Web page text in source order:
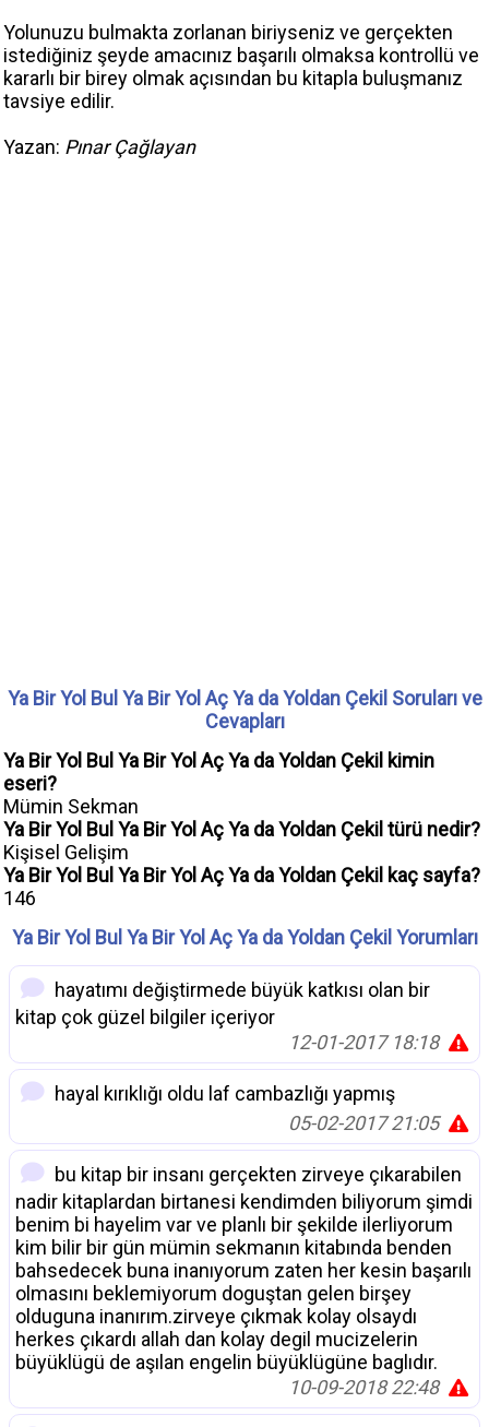
Yolunuzu bulmakta zorlanan biriyseniz ve gerçekten
istediğiniz şeyde amacınız başarılı olmaksa kontrollü ve
kararlı bir birey olmak açısından bu kitapla buluşmanız
tavsiye edilir.
Yazan: Pınar Çağlayan
Ya Bir Yol Bul Ya Bir Yol Aç Ya da Yoldan Çekil Soruları ve
Cevapları
Ya Bir Yol Bul Ya Bir Yol Aç Ya da Yoldan Çekil kimin
eseri?
Mümin Sekman
Ya Bir Yol Bul Ya Bir Yol Aç Ya da Yoldan Çekil türü nedir?
Kişisel Gelişim
Ya Bir Yol Bul Ya Bir Yol Aç Ya da Yoldan Çekil kaç sayfa?
146
Ya Bir Yol Bul Ya Bir Yol Aç Ya da Yoldan Çekil Yorumları
hayatımı değiştirmede büyük katkısı olan bir
kitap çok güzel bilgiler içeriyor
12-01-2017 18:18
hayal kırıklığı oldu laf cambazlığı yapmış
05-02-2017 21:05
bu kitap bir insanı gerçekten zirveye çıkarabilen
nadir kitaplardan birtanesi kendimden biliyorum şimdi
benim bi hayelim var ve planlı bir şekilde ilerliyorum
kim bilir bir gün mümin sekmanın kitabında benden
bahsedecek buna inanıyorum zaten her kesin başarılı
olmasını beklemiyorum doguştan gelen birşey
olduguna inanırım.zirveye çıkmak kolay olsaydı
herkes çıkardı allah dan kolay degil mucizelerin
büyüklügü de aşılan engelin büyüklügüne baglıdır.
10-09-2018 22:48